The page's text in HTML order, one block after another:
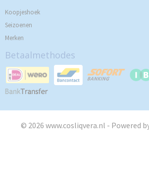
Koopjeshoek
Seizoenen
Merken
Betaalmethodes
© 2026 www.cosliqvera.nl - Powered